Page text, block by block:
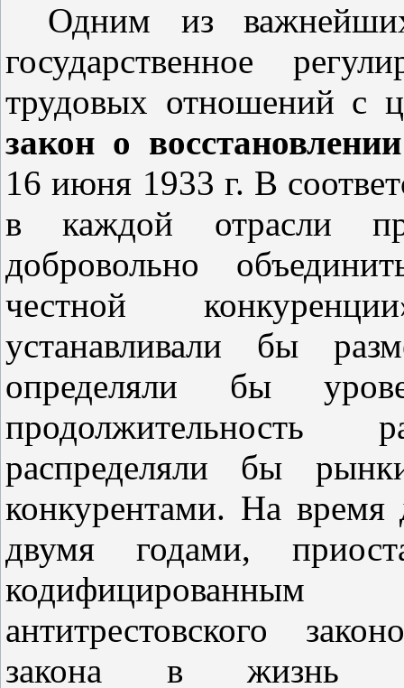
Одним из
государственное
трудовых отношений с
закон о
16 июня 1933 г. В
в каждой отрасли
добровольно
честной
устанавливали бы
определяли бы
продолжительность
распределяли бы
конкурентами. На время
двумя годами,
антитрестовского
закона в жизнь